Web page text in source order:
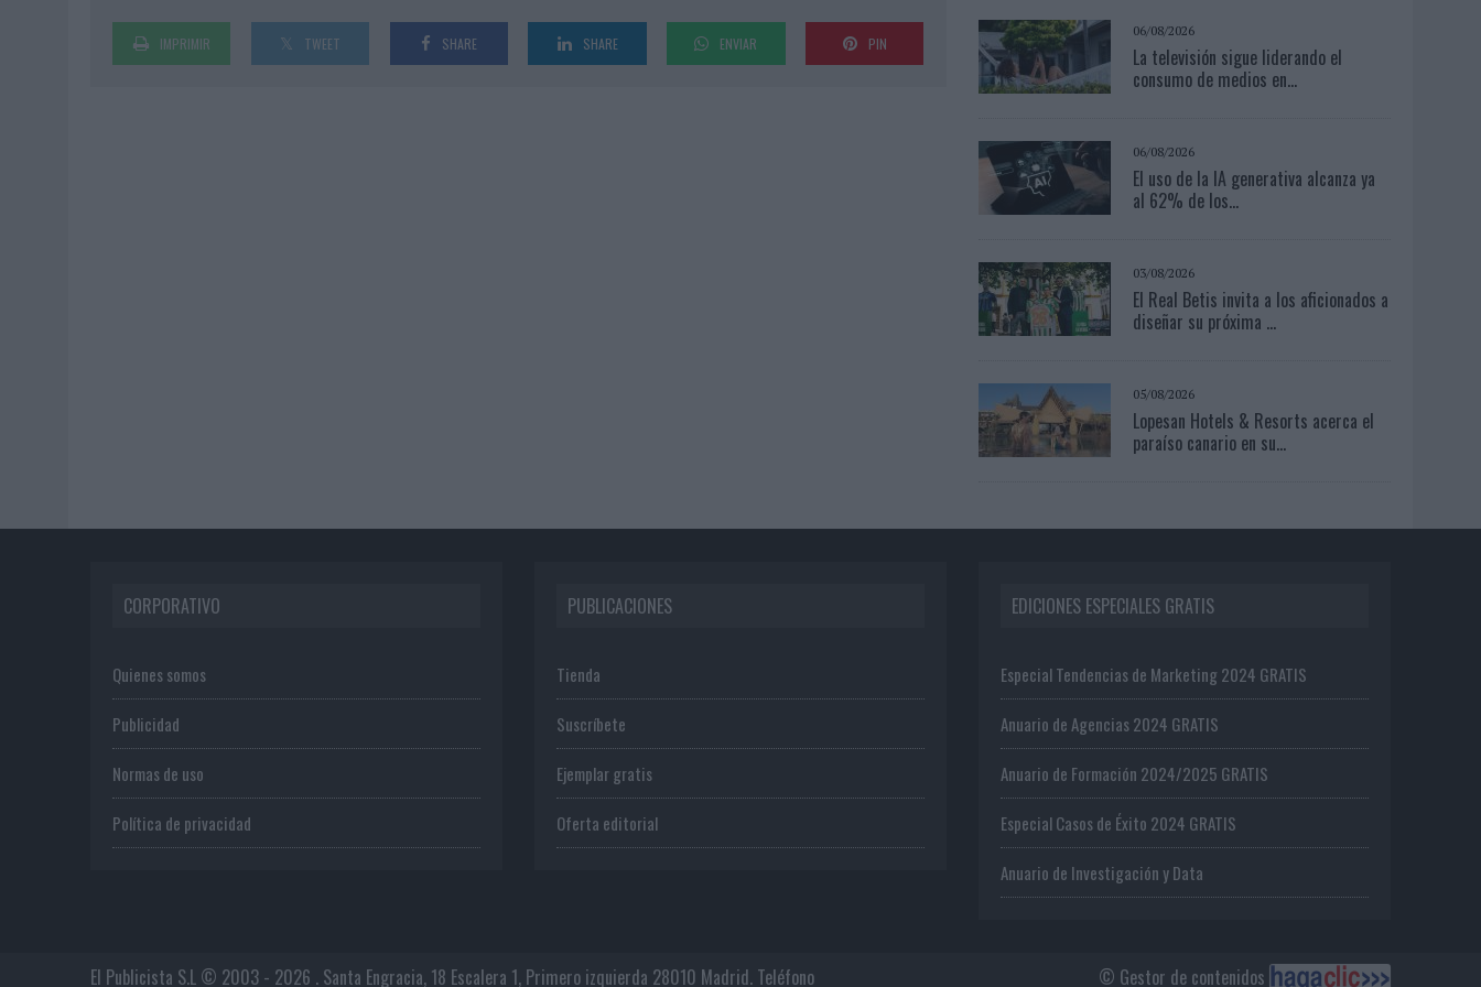
IMPRIMIR TWEET SHARE SHARE ENVIAR PIN
06/08/2026
La televisión sigue liderando el
consumo de medios en...
06/08/2026
El uso de la IA generativa alcanza ya
al 62% de los...
03/08/2026
El Real Betis invita a los aficionados a
diseñar su próxima ...
05/08/2026
Lopesan Hotels & Resorts acerca el
paraíso canario en su...
CORPORATIVO
Quienes somos
Publicidad
Normas de uso
Política de privacidad
PUBLICACIONES
Tienda
Suscríbete
Ejemplar gratis
Oferta editorial
EDICIONES ESPECIALES GRATIS
Especial Tendencias de Marketing 2024 GRATIS
Anuario de Agencias 2024 GRATIS
Anuario de Formación 2024/2025 GRATIS
Especial Casos de Éxito 2024 GRATIS
Anuario de Investigación y Data
© Gestor de contenidos
El Publicista S.L © 2003 - 2026 . Santa Engracia, 18 Escalera 1, Primero izquierda 28010 Madrid. Teléfono